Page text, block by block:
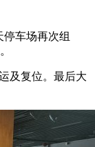
车场再次组
及复位。最后大